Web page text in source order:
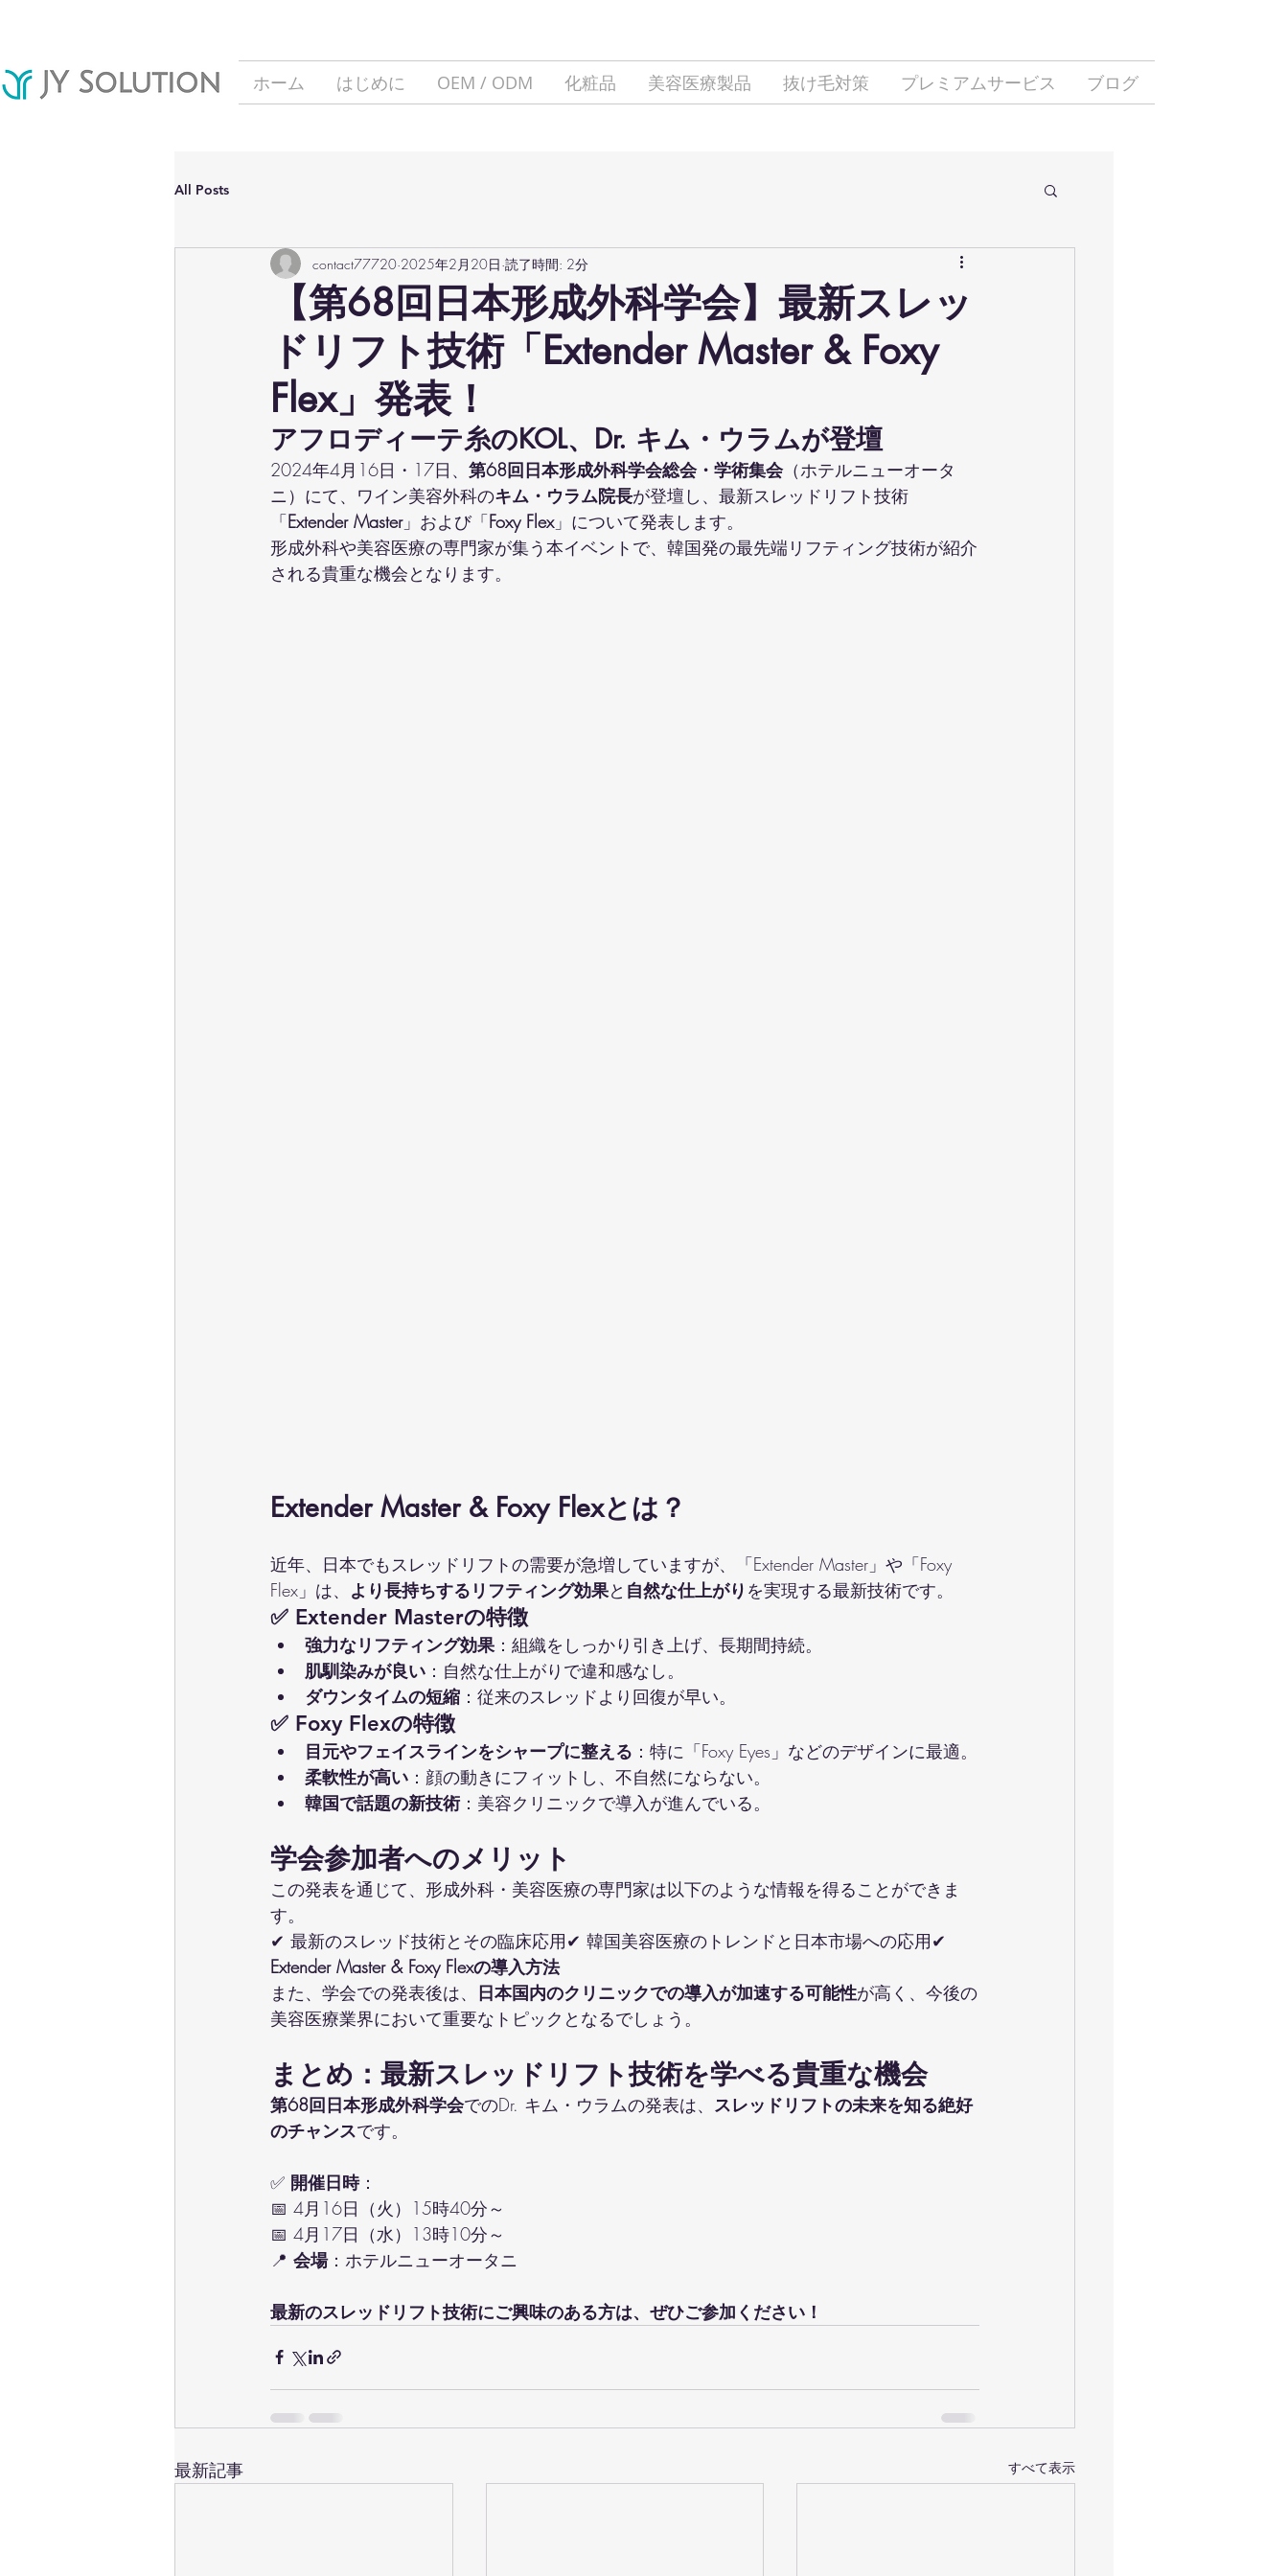
ホーム はじめに OEM / ODM 化粧品 美容医療製品 抜け毛対策 プレミアムサービス ブログ
All Posts
【第68回日本形成外科学会】最新スレッ
ドリフト技術「Extender Master & Foxy
Flex」発表！
contact77720 2025年2月20日 読了時間: 2分
アフロディーテ糸のKOL、Dr. キム・ウラムが登壇
2024年4月16日・17日、 第68回日本形成外科学会総会・学術集会（ホテルニューオータ
ニ）にて、ワイン美容外科のキム・ウラム院長が登壇し、最新スレッドリフト技術
「Extender Master」および「Foxy Flex」について発表します。
形成外科や美容医療の専門家が集う本イベントで、韓国発の最先端リフティング技術が紹介
される貴重な機会となります。
Extender Master & Foxy Flexとは？
近年、日本でもスレッドリフトの需要が急増していますが、「Extender Master」や「Foxy
Flex」は、 より長持ちするリフティング効果と 自然な仕上がり を実現する最新技術です。
✅ Extender Masterの特徴
強力なリフティング効果：組織をしっかり引き上げ、長期間持続。
肌馴染みが良い ：自然な仕上がりで違和感なし。
ダウンタイムの短縮 ：従来のスレッドより回復が早い。
✅ Foxy Flexの特徴
目元やフェイスラインをシャープに整える ：特に「Foxy Eyes」などのデザインに最適。
柔軟性が高い ：顔の動きにフィットし、不自然にならない。
韓国で話題の新技術：美容クリニックで導入が進んでいる。
学会参加者へのメリット
この発表を通じて、形成外科・美容医療の専門家は以下のような情報を得ることができま
す。
✔ 最新のスレッド技術とその臨床応用✔ 韓国美容医療のトレンドと日本市場への応用✔
Extender Master & Foxy Flexの導入方法
また、学会での発表後は、 日本国内のクリニックでの導入が加速する可能性が高く、今後の
美容医療業界において重要なトピックとなるでしょう。
まとめ：最新スレッドリフト技術を学べる貴重な機会
第68回日本形成外科学会でのDr. キム・ウラムの発表は、 スレッドリフトの未来を知る絶好
のチャンスです。
✅ 開催日時：
📅 4月16日（火）15時40分～
📅 4月17日（水）13時10分～
📍 会場：ホテルニューオータニ
最新のスレッドリフト技術にご興味のある方は、ぜひご参加ください！
最新記事 すべて表示